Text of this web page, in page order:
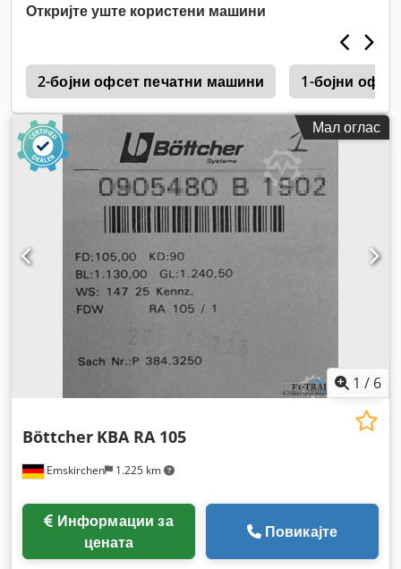
Откријте уште користени машини
2-бојни офсет печатни машини 1-бојни
Мал оглас
1 / 6
Emskirchen 1.225 km
Böttcher KBA RA 105
цената
Повикајте